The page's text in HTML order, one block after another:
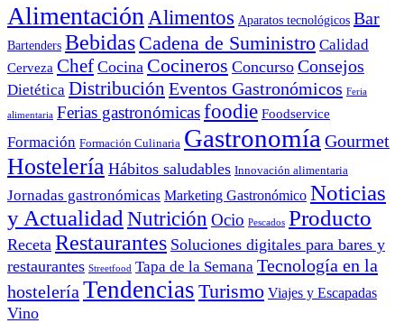
Alimentación Alimentos Aparatos tecnológicos Bar
Bartenders Bebidas Cadena de Suministro Calidad
Cerveza Chef Cocina Cocineros Concurso Consejos
Dietética Distribución Eventos Gastronómicos Feria
alimentaria Ferias gastronómicasfoodie Foodservice
Formación Formación Culinaria Gastronomía Gourmet
Hostelería Hábitos saludables Innovación alimentaria
Jornadas gastronómicas Marketing Gastronómico Noticias
y Actualidad Nutrición Ocio Pescados Producto
Receta Restaurantes Soluciones digitales para bares y
restaurantes Streetfood Tapa de la Semana Tecnología en la
hostelería Tendencias Turismo Viajes y Escapadas
Vino